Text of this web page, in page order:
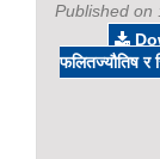
Published on :
फलितज्यौतिष र